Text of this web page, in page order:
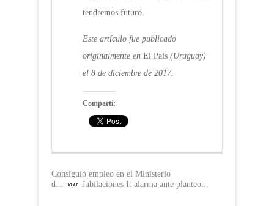
tendremos futuro.
Este artículo fue publicado
originalmente en El País (Uruguay)
el 8 de diciembre de 2017.
Compartí:
Consiguió empleo en el Ministerio
d...
Jubilaciones I: alarma ante planteo...